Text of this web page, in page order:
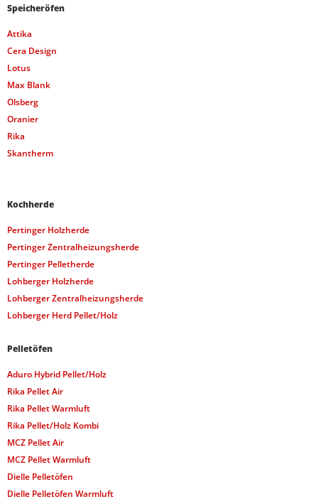
Speicheröfen
Attika
Cera Design
Lotus
Max Blank
Olsberg
Oranier
Rika
Skantherm
Kochherde
Pertinger Holzherde
Pertinger Zentralheizungsherde
Pertinger Pelletherde
Lohberger Holzherde
Lohberger Zentralheizungsherde
Lohberger Herd Pellet/Holz
Pelletöfen
Aduro Hybrid Pellet/Holz
Rika Pellet Air
Rika Pellet Warmluft
Rika Pellet/Holz Kombi
MCZ Pellet Air
MCZ Pellet Warmluft
Dielle Pelletöfen
Dielle Pelletöfen Warmluft